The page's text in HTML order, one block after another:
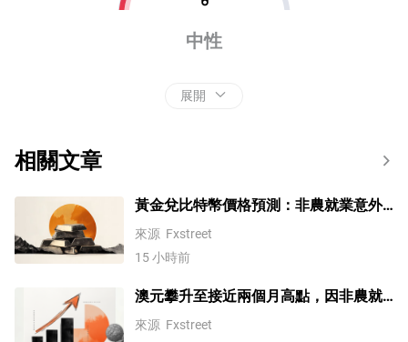
中性
展開
相關文章
黃金兌比特幣價格預測：非農就業意外
下滑後，復甦勢頭增強
來源 Fxstreet
15 小時前
澳元攀升至接近兩個月高點，因非農就
業數據轉為負值
來源 Fxstreet